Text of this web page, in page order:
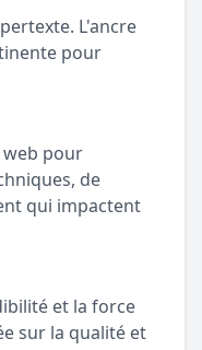
L'ancre
pour
web pour
de
qui impactent
et la force
sur la qualité et